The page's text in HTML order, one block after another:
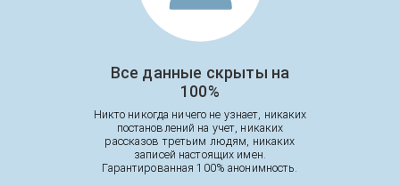
Все данные скрыты на
100%
Никто никогда ничего не узнает, никаких
постановлений на учет, никаких
рассказов третьим людям, никаких
записей настоящих имен.
Гарантированная 100% анонимность.